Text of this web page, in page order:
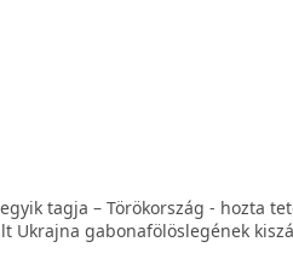
tagja – Törökország - hozta
Ukrajna gabonafölöslegének